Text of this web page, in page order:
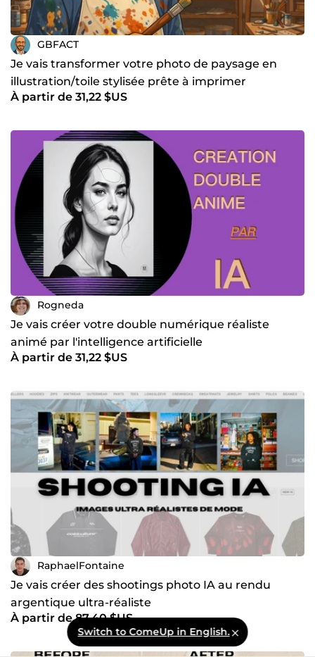
GBFACT
Je vais transformer votre photo de paysage en
illustration/toile stylisée prête à imprimer
À partir de 31,22 $US
Rogneda
Je vais créer votre double numérique réaliste
animé par l'intelligence artificielle
À partir de 31,22 $US
RaphaelFontaine
Je vais créer des shootings photo IA au rendu
argentique ultra-réaliste
À partir de 87,40 $US
Switch to ComeUp in English.